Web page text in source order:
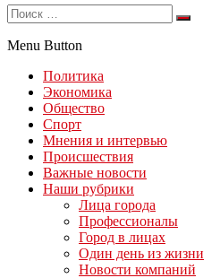
Menu Button
Политика
Экономика
Общество
Спорт
Мнения и интервью
Происшествия
Важные новости
Наши рубрики
Лица города
Профессионалы
Город в лицах
Один день из жизни
Новости компаний